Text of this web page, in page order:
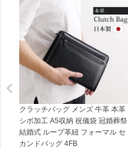
クラッチバッグ メンズ 牛革 本革
シボ加工 A5収納 祝儀袋 冠婚葬祭
結婚式 ループ革紐 フォーマル セ
カンドバッグ 4FB